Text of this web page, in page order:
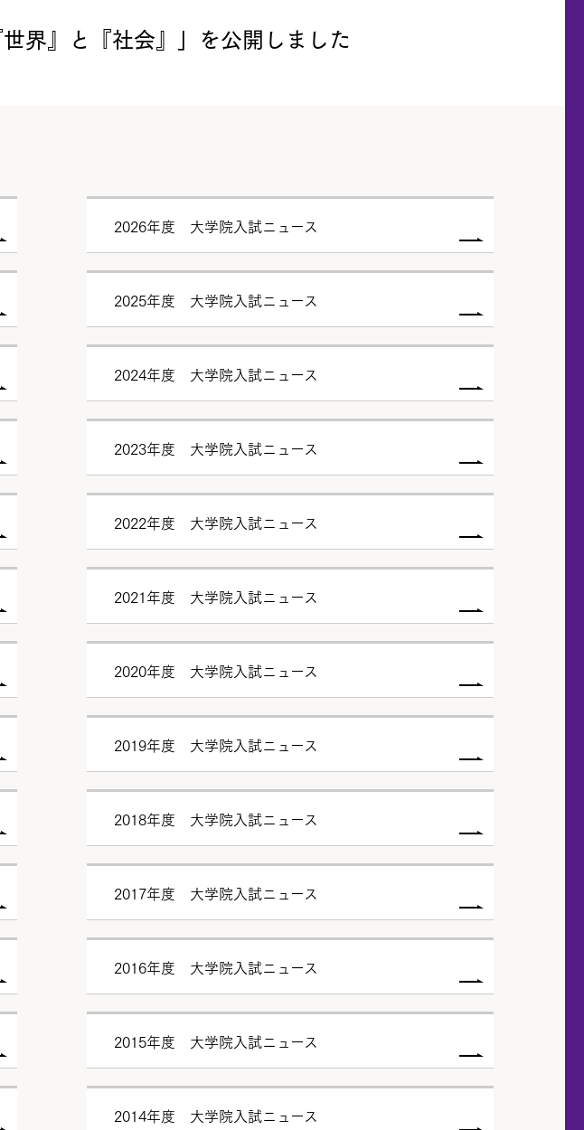
界』と『社会』」を公開しました
2026年度 大学院入試ニュース
2025年度 大学院入試ニュース
2024年度 大学院入試ニュース
2023年度 大学院入試ニュース
2022年度 大学院入試ニュース
2021年度 大学院入試ニュース
2020年度 大学院入試ニュース
2019年度 大学院入試ニュース
2018年度 大学院入試ニュース
2017年度 大学院入試ニュース
2016年度 大学院入試ニュース
2015年度 大学院入試ニュース
2014年度 大学院入試ニュース